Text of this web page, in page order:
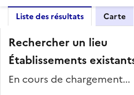
Liste des résultats Carte
Rechercher un lieu
Établissements
En cours de chargement...